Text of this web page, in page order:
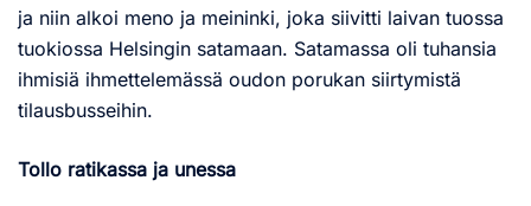
ja niin alkoi meno ja meininki, joka siivitti laivan tuossa
tuokiossa Helsingin satamaan. Satamassa oli tuhansia
ihmisiä ihmettelemässä oudon porukan siirtymistä
tilausbusseihin.
Tollo ratikassa ja unessa